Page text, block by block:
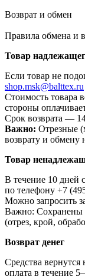
Возврат и обмен
Правила обмена и
Товар
Если товар не
shop.msk@balttex.ru
Стоимость товара
стороны
Срок возврата —
Важно: Отрезные
возврату и обмену
Товар
В течение 10 дней
по телефону +7
Можно запросить
Важно: Сохранены
(отрез, крой,
Возврат денег
Средства вернутся
оплата в течение